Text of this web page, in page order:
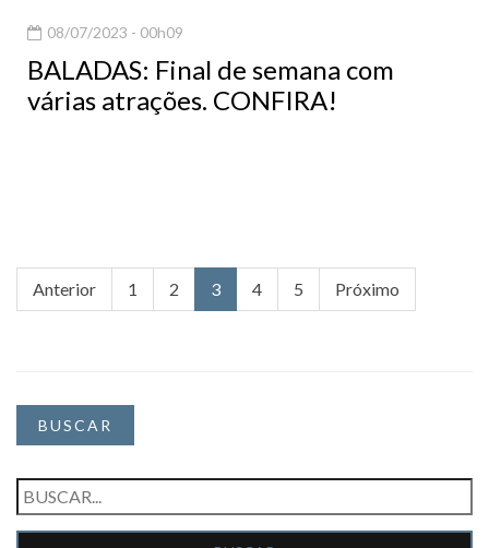
08/07/2023 - 00h09
BALADAS: Final de semana com
várias atrações. CONFIRA!
Anterior 1 2 3 4 5 Próximo
BUSCAR